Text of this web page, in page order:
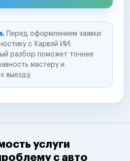
Перед оформлением заявки
с Карвэй ИИ:
разбор поможет точнее
мастеру и
выезду.
услуги
с авто